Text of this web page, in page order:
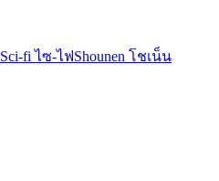
Sci-fi ไซ-ไฟShounen โชเน็น